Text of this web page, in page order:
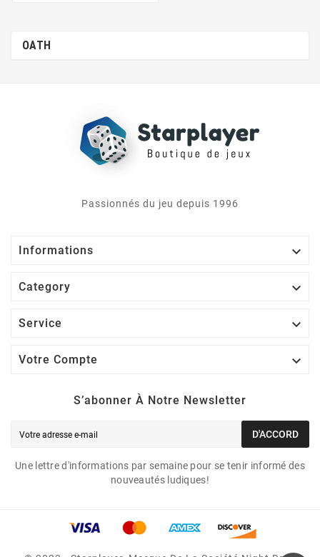
OATH
Passionnés du jeu depuis 1996
Informations 
Category 
Service 
Votre Compte 
S’abonner À Notre Newsletter
D'ACCORD
Une lettre d'informations par semaine pour se tenir informé des
nouveautés ludiques!